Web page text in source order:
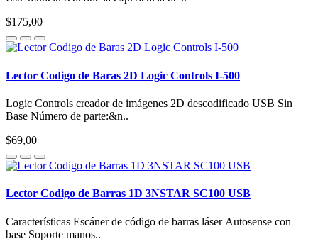
$175,00
Lector Codigo de Baras 2D Logic Controls I-500
Logic Controls creador de imágenes 2D descodificado USB Sin
Base Número de parte:&n..
$69,00
Lector Codigo de Barras 1D 3NSTAR SC100 USB
Características Escáner de código de barras láser Autosense con
base Soporte manos..